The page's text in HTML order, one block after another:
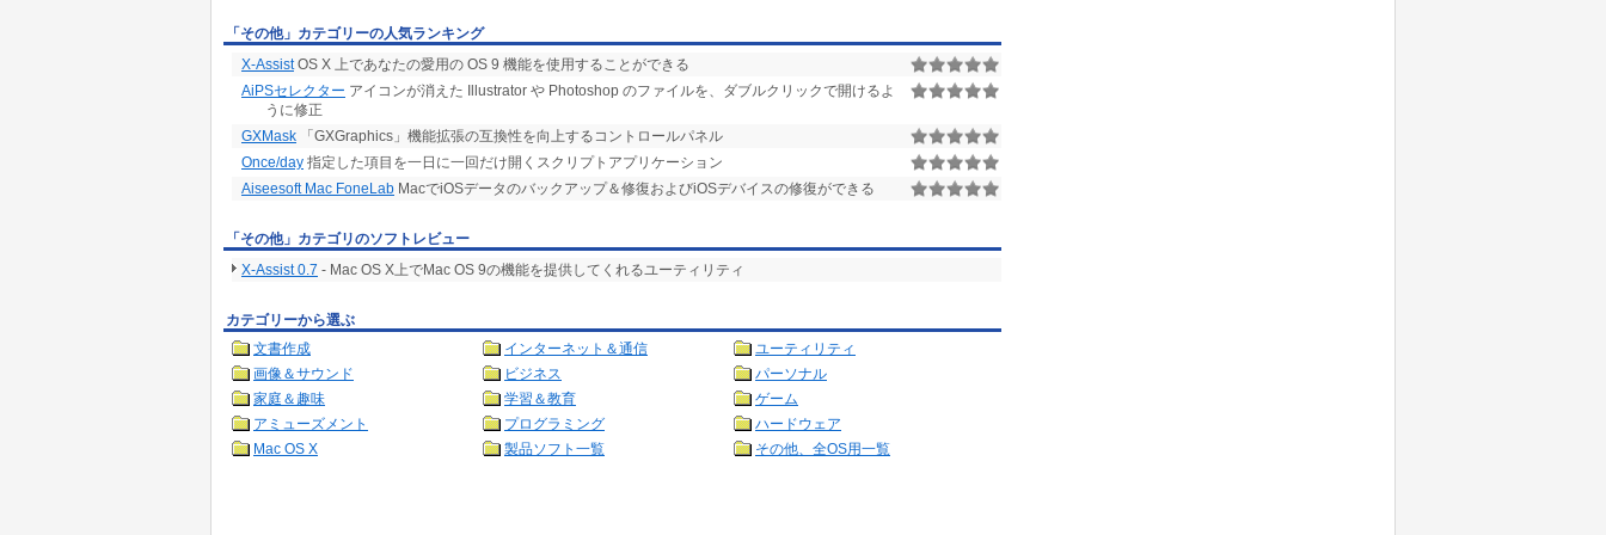
「その他」カテゴリーの人気ランキング
X-AssistOS X 上であなたの愛用の OS 9 機能を使用することができる
AiPSセレクター アイコンが消えた Illustrator や Photoshop のファイルを、ダブルクリックで開けるよ
うに修正
GXMask 「GXGraphics」機能拡張の互換性を向上するコントロールパネル
Once/day 指定した項目を一日に一回だけ開くスクリプトアプリケーション
Aiseesoft Mac FoneLab MacでiOSデータのバックアップ＆修復およびiOSデバイスの修復ができる
「その他」カテゴリのソフトレビュー
X-Assist 0.7 - Mac OS X上でMac OS 9の機能を提供してくれるユーティリティ
カテゴリーから選ぶ
文書作成
インターネット＆通信
ユーティリティ
画像＆サウンド
ビジネス
パーソナル
家庭＆趣味
学習＆教育
ゲーム
アミューズメント
プログラミング
ハードウェア
Mac OS X
製品ソフト一覧 その他、全OS用一覧